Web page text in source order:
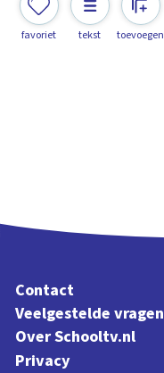
favoriet tekst toevoegen
Contact
Veelgestelde vragen
Over Schooltv.nl
Privacy